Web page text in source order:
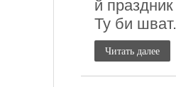
й праздник
Ту би шват.
Читать далее